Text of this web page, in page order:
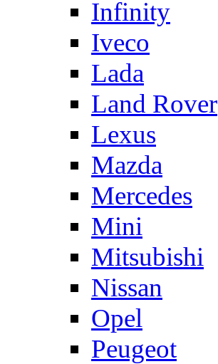
Infinity
Iveco
Lada
Land Rover
Lexus
Mazda
Mercedes
Mini
Mitsubishi
Nissan
Opel
Peugeot